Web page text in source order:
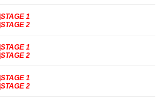
|STAGE 1
|STAGE 2
|STAGE 1
|STAGE 2
|STAGE 1
|STAGE 2